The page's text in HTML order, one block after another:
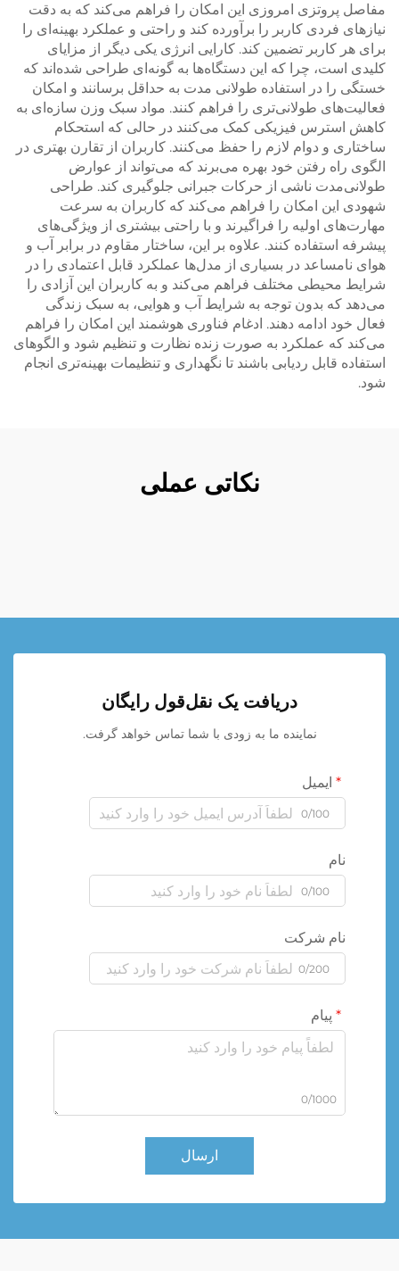
مفاصل پروتزی امروزی این امکان را فراهم می‌کند که به دقت
نیازهای فردی کاربر را برآورده کند و راحتی و عملکرد بهینه‌ای را
برای هر کاربر تضمین کند. کارایی انرژی یکی دیگر از مزایای
کلیدی است، چرا که این دستگاه‌ها به گونه‌ای طراحی شده‌اند که
خستگی را در استفاده طولانی مدت به حداقل برسانند و امکان
فعالیت‌های طولانی‌تری را فراهم کنند. مواد سبک وزن سازه‌ای به
کاهش استرس فیزیکی کمک می‌کنند در حالی که استحکام
ساختاری و دوام لازم را حفظ می‌کنند. کاربران از تقارن بهتری در
الگوی راه رفتن خود بهره می‌برند که می‌تواند از عوارض
طولانی‌مدت ناشی از حرکات جبرانی جلوگیری کند. طراحی
شهودی این امکان را فراهم می‌کند که کاربران به سرعت
مهارت‌های اولیه را فراگیرند و با راحتی بیشتری از ویژگی‌های
پیشرفه استفاده کنند. علاوه بر این، ساختار مقاوم در برابر آب و
هوای نامساعد در بسیاری از مدل‌ها عملکرد قابل اعتمادی را در
شرایط محیطی مختلف فراهم می‌کند و به کاربران این آزادی را
می‌دهد که بدون توجه به شرایط آب و هوایی، به سبک زندگی
فعال خود ادامه دهند. ادغام فناوری هوشمند این امکان را فراهم
می‌کند که عملکرد به صورت زنده نظارت و تنظیم شود و الگوهای
استفاده قابل ردیابی باشند تا نگهداری و تنظیمات بهینه‌تری انجام
شود.
نکاتی عملی
دریافت یک نقل‌قول رایگان
نماینده ما به زودی با شما تماس خواهد گرفت.
ایمیل
0/100
نام
0/100
نام شرکت
0/200
پیام
0/1000
ارسال